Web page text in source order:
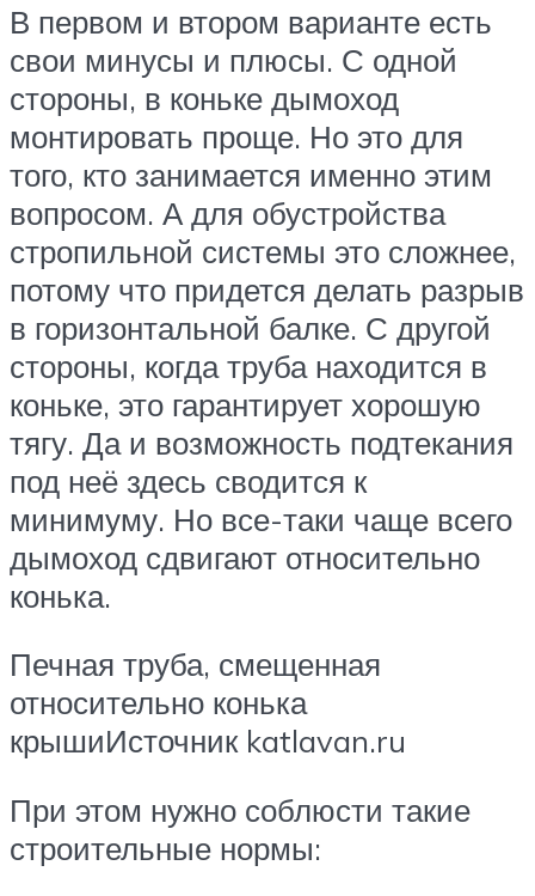
В первом и втором варианте есть
свои минусы и плюсы. С одной
стороны, в коньке дымоход
монтировать проще. Но это для
того, кто занимается именно этим
вопросом. А для обустройства
стропильной системы это сложнее,
потому что придется делать разрыв
в горизонтальной балке. С другой
стороны, когда труба находится в
коньке, это гарантирует хорошую
тягу. Да и возможность подтекания
под неё здесь сводится к
минимуму. Но все-таки чаще всего
дымоход сдвигают относительно
конька.
Печная труба, смещенная
относительно конька
крышиИсточник katlavan.ru
При этом нужно соблюсти такие
строительные нормы: